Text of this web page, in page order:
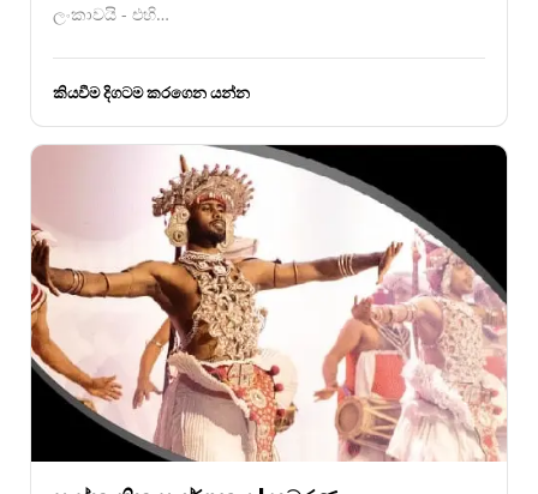
ලංකාවයි - එහි…
කියවීම දිගටම කරගෙන යන්න